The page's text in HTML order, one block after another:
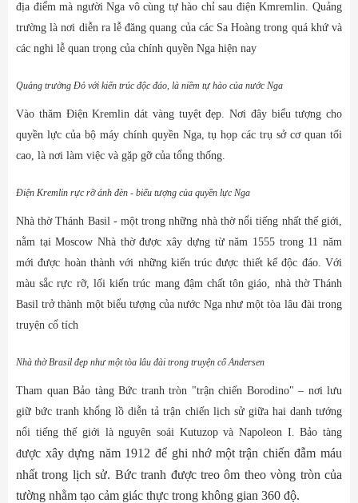
địa điểm mà người Nga vô cùng tự hào chỉ sau điện Kmremlin. Quảng
trường là nơi diễn ra lễ đăng quang của các Sa Hoàng trong quá khứ và
các nghi lễ quan trọng của chính quyền Nga hiện nay
Quảng trường Đỏ với kiến trúc độc đáo, là niềm tự hào của nước Nga
Vào thăm Điện Kremlin dát vàng tuyệt đẹp. Nơi đây biểu tượng cho
quyền lực của bộ máy chính quyền Nga, tụ họp các trụ sở cơ quan tối
cao, là nơi làm việc và gặp gỡ của tổng thống.
Điện Kremlin rực rỡ ánh đèn - biểu tượng của quyền lực Nga
Nhà thờ Thánh Basil - một trong những nhà thờ nổi tiếng nhất thế giới,
nằm tại Moscow Nhà thờ được xây dựng từ năm 1555 trong 11 năm
mới được hoàn thành với những kiến trúc được thiết kế độc đáo. Với
màu sắc rực rỡ, lối kiến trúc mang đậm chất tôn giáo, nhà thờ Thánh
Basil trở thành một biểu tượng của nước Nga như một tòa lâu đài trong
truyện cổ tích
Nhà thờ Brasil đẹp như một tòa lâu đài trong truyện cổ Andersen
Tham quan Bảo tàng Bức tranh tròn "trận chiến Borodino" – nơi lưu
giữ bức tranh khổng lồ diễn tả trận chiến lịch sử giữa hai danh tướng
nổi tiếng thế giới là nguyên soái Kutuzop và Napoleon I. Bảo tàng
được xây dựng năm 1912 để ghi nhớ một trận chiến đẫm máu
nhất trong lịch sử. Bức tranh được treo ôm theo vòng tròn của
tường nhằm tạo cảm giác thực trong không gian 360 độ.